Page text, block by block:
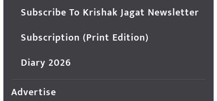
Subscribe To Krishak Jagat Newsletter
Subscription (Print Edition)
Diary 2026
Advertise